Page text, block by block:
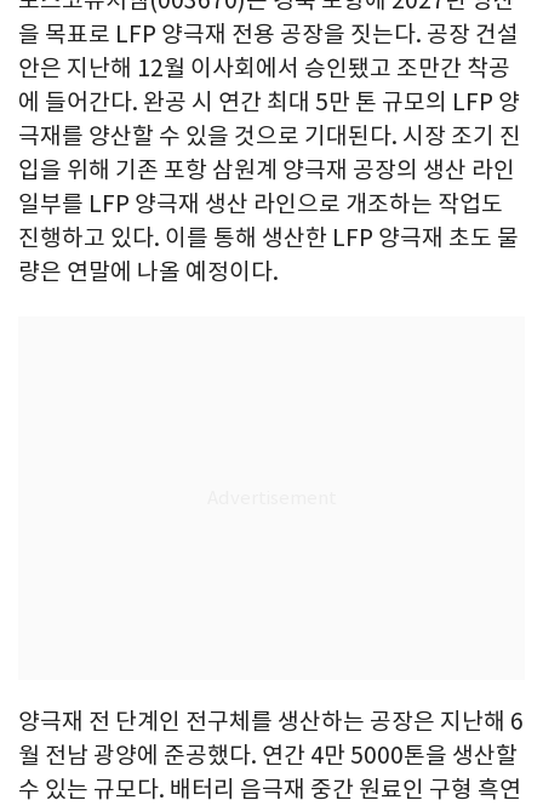
을 목표로 LFP 양극재 전용 공장을 짓는다. 공장 건설
안은 지난해 12월 이사회에서 승인됐고 조만간 착공
에 들어간다. 완공 시 연간 최대 5만 톤 규모의 LFP 양
극재를 양산할 수 있을 것으로 기대된다. 시장 조기 진
입을 위해 기존 포항 삼원계 양극재 공장의 생산 라인
일부를 LFP 양극재 생산 라인으로 개조하는 작업도
진행하고 있다. 이를 통해 생산한 LFP 양극재 초도 물
량은 연말에 나올 예정이다.
양극재 전 단계인 전구체를 생산하는 공장은 지난해 6
월 전남 광양에 준공했다. 연간 4만 5000톤을 생산할
수 있는 규모다. 배터리 음극재 중간 원료인 구형 흑연